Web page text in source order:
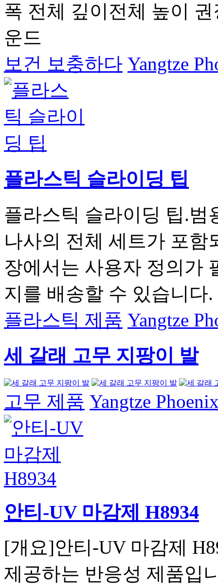
폭 전체 깊이전체 높이
운드
보건 보충하다 Yangtze
플라스틱 슬라이딩 팁
플라스틱 슬라이딩 팁.범
나사의 전체 세트가 포
장에서는 사용자 정의가
지를 배송할 수 있습니다.
플라스틱 제품 Yangtze
세 갈래 고무 지팡이 발
고무 제품 Yangtze
안티-UV 마감제 H8934
[개요]안티-UV 마감제
제공하는 반응성 제품입